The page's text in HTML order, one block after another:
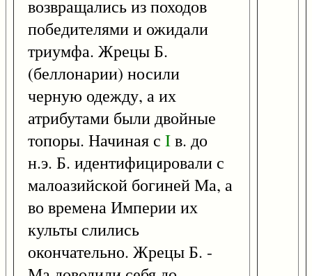
возвращались из походов
победителями и ожидали
триумфа. Жрецы Б.
(беллонарии) носили
черную одежду, а их
атрибутами были двойные
топоры. Начиная с Iв. до
н.э. Б. идентифицировали с
малоазийской богиней Ма, а
во времена Империи их
культы слились
окончательно. Жрецы Б. -